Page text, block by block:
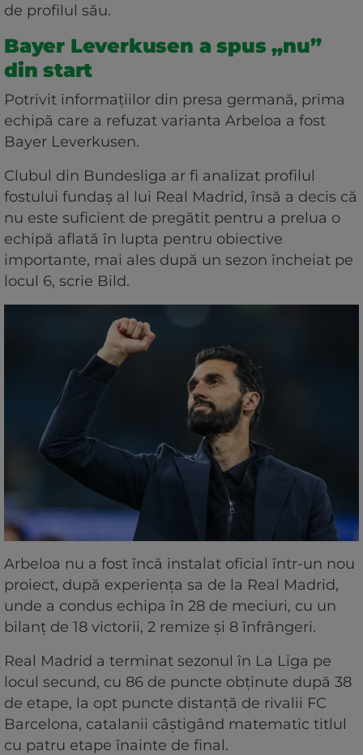
de profilul său.
Bayer Leverkusen a spus „nu”
din start
Potrivit informațiilor din presa germană, prima
echipă care a refuzat varianta Arbeloa a fost
Bayer Leverkusen.
Clubul din Bundesliga ar fi analizat profilul
fostului fundaș al lui Real Madrid, însă a decis că
nu este suficient de pregătit pentru a prelua o
echipă aflată în lupta pentru obiective
importante, mai ales după un sezon încheiat pe
locul 6, scrie Bild.
Arbeloa nu a fost încă instalat oficial într-un nou
proiect, după experiența sa de la Real Madrid,
unde a condus echipa în 28 de meciuri, cu un
bilanț de 18 victorii, 2 remize și 8 înfrângeri.
Real Madrid a terminat sezonul în La Liga pe
locul secund, cu 86 de puncte obținute după 38
de etape, la opt puncte distanță de rivalii FC
Barcelona, catalanii câștigând matematic titlul
cu patru etape înainte de final.